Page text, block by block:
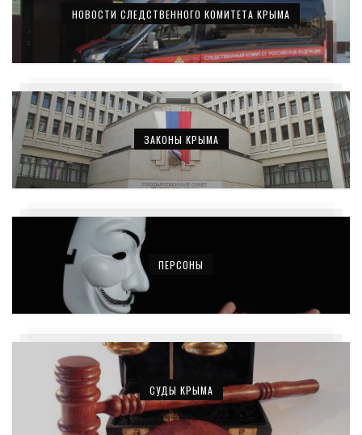
НОВОСТИ СЛЕДСТВЕННОГО КОМИТЕТА КРЫМА
ЗАКОНЫ КРЫМА
ПЕРСОНЫ
СУДЫ КРЫМА